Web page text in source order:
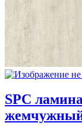
SPC
жемчужный